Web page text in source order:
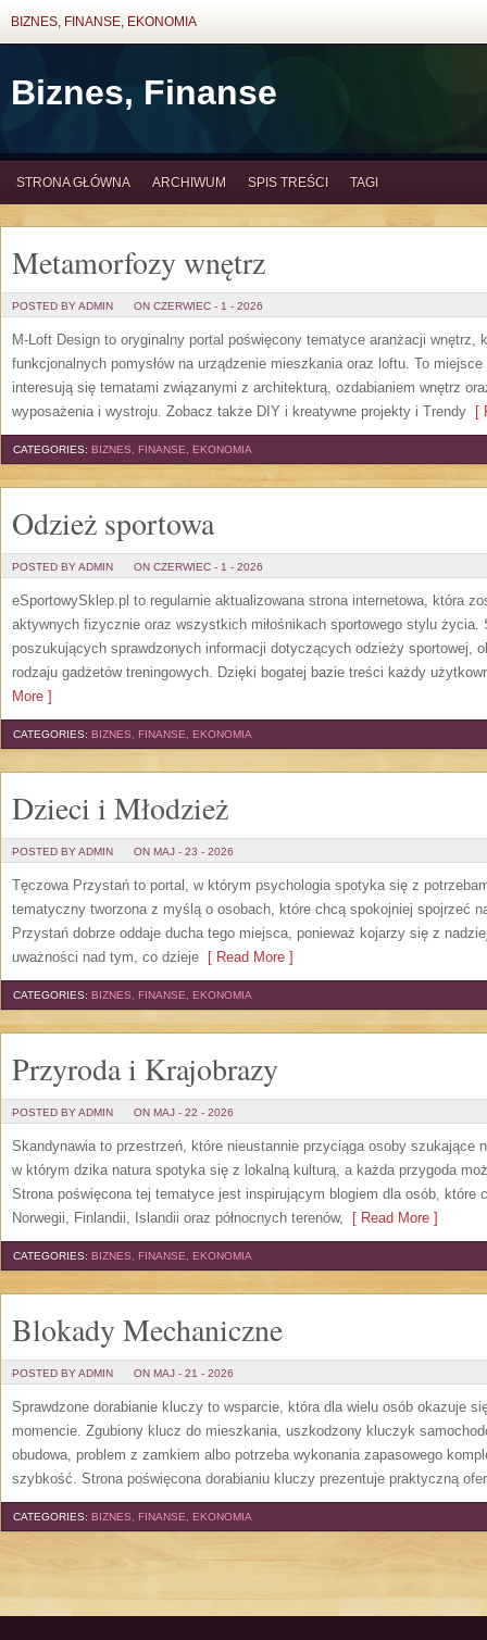
BIZNES, FINANSE, EKONOMIA
Biznes, Finanse
STRONA GŁÓWNA ARCHIWUM SPIS TREŚCI TAGI
Metamorfozy wnętrz
POSTED BY ADMIN ON CZERWIEC - 1 - 2026
M-Loft Design to oryginalny portal poświęcony tematyce aranżacji wnętrz,
funkcjonalnych pomysłów na urządzenie mieszkania oraz loftu. To
interesują się tematami związanymi z architekturą, ozdabianiem wnętrz
wyposażenia i wystroju. Zobacz także DIY i kreatywne projekty i Trendy [
CATEGORIES: BIZNES, FINANSE, EKONOMIA
Odzież sportowa
POSTED BY ADMIN ON CZERWIEC - 1 - 2026
eSportowySklep.pl to regularnie aktualizowana strona internetowa, która
aktywnych fizycznie oraz wszystkich miłośnikach sportowego stylu życia.
poszukujących sprawdzonych informacji dotyczących odzieży sportowej,
rodzaju gadżetów treningowych. Dzięki bogatej bazie treści każdy
More ]
CATEGORIES: BIZNES, FINANSE, EKONOMIA
Dzieci i Młodzież
POSTED BY ADMIN ON MAJ - 23 - 2026
Tęczowa Przystań to portal, w którym psychologia spotyka się z
tematyczny tworzona z myślą o osobach, które chcą spokojniej spojrzeć
Przystań dobrze oddaje ducha tego miejsca, ponieważ kojarzy się z
uważności nad tym, co dzieje [ Read More ]
CATEGORIES: BIZNES, FINANSE, EKONOMIA
Przyroda i Krajobrazy
POSTED BY ADMIN ON MAJ - 22 - 2026
Skandynawia to przestrzeń, które nieustannie przyciąga osoby szukające
w którym dzika natura spotyka się z lokalną kulturą, a każda przygoda
Strona poświęcona tej tematyce jest inspirującym blogiem dla osób, które
Norwegii, Finlandii, Islandii oraz północnych terenów, [ Read More ]
CATEGORIES: BIZNES, FINANSE, EKONOMIA
Blokady Mechaniczne
POSTED BY ADMIN ON MAJ - 21 - 2026
Sprawdzone dorabianie kluczy to wsparcie, która dla wielu osób okazuje
momencie. Zgubiony klucz do mieszkania, uszkodzony kluczyk
obudowa, problem z zamkiem albo potrzeba wykonania zapasowego
szybkość. Strona poświęcona dorabianiu kluczy prezentuje praktyczną
CATEGORIES: BIZNES, FINANSE, EKONOMIA